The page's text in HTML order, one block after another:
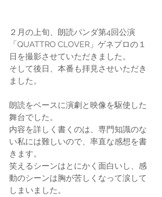
２月の上旬、朗読パンダ第4回公演
「QUATTRO CLOVER」ゲネプロの１
日を撮影させていただきました。
そして後日、本番も拝見させいただき
ました。
朗読をベースに演劇と映像を駆使した
舞台でした。
内容を詳しく書くのは、専門知識のな
い私には難しいので、率直な感想を書
きます。
笑えるシーンはとにかく面白いし、感
動のシーンは胸が苦しくなって涙して
しまいました。